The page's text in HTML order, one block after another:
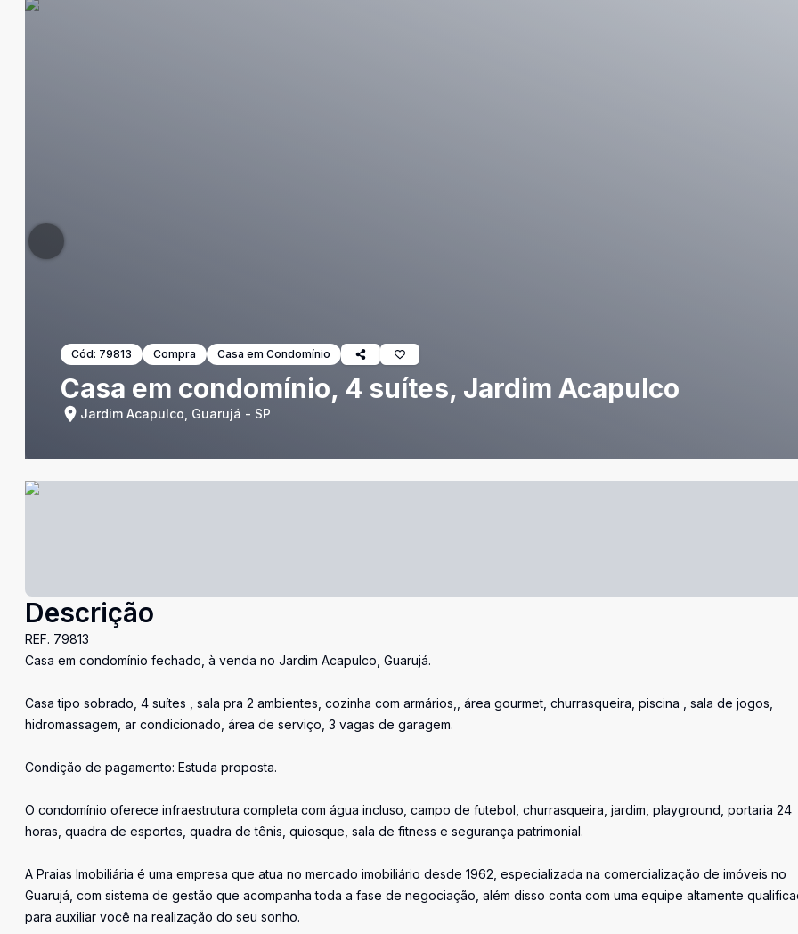
Cód: 79813 Compra Casa em Condomínio
Casa em condomínio, 4 suítes, Jardim Acapulco
Jardim Acapulco, Guarujá - SP
Descrição
REF. 79813
Casa em condomínio fechado, à venda no Jardim Acapulco, Guarujá.
Casa tipo sobrado, 4 suítes , sala pra 2 ambientes, cozinha com armários,, área gourmet, churrasqueira, piscina , sala de jogos,
hidromassagem, ar condicionado, área de serviço, 3 vagas de garagem.
Condição de pagamento: Estuda proposta.
O condomínio oferece infraestrutura completa com água incluso, campo de futebol, churrasqueira, jardim, playground, portaria 24
horas, quadra de esportes, quadra de tênis, quiosque, sala de fitness e segurança patrimonial.
A Praias Imobiliária é uma empresa que atua no mercado imobiliário desde 1962, especializada na comercialização de imóveis no
Guarujá, com sistema de gestão que acompanha toda a fase de negociação, além disso conta com uma equipe altamente
para auxiliar você na realização do seu sonho.